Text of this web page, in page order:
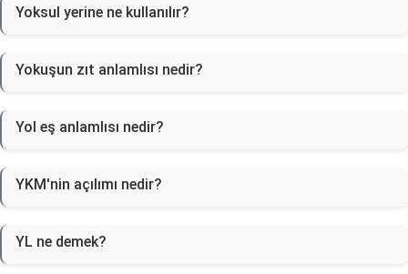
Yoksul yerine ne kullanılır?
Yokuşun zıt anlamlısı nedir?
Yol eş anlamlısı nedir?
YKM'nin açılımı nedir?
YL ne demek?